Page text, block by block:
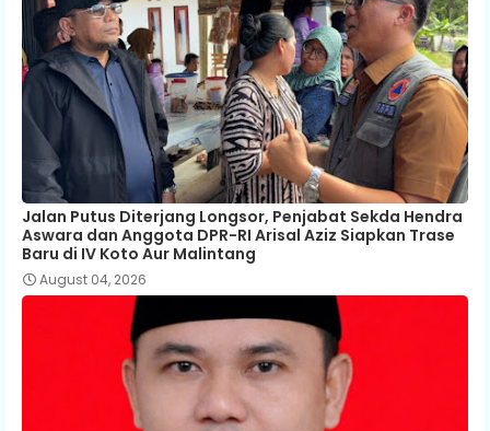
Jalan Putus Diterjang Longsor, Penjabat Sekda Hendra
Aswara dan Anggota DPR-RI Arisal Aziz Siapkan Trase
Baru di IV Koto Aur Malintang
August 04, 2026